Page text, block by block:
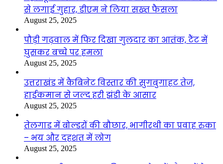
से लगाई गुहार, डीएम ने लिया सख्त फैसला
August 25, 2025
पौड़ी गढ़वाल में फिर दिखा गुलदार का आतंक, टैंट में
घुसकर बच्चे पर हमला
August 25, 2025
उत्तराखंड में कैबिनेट विस्तार की सुगबुगाहट तेज,
हाईकमान से जल्द हरी झंडी के आसार
August 25, 2025
तेलगाड में बोल्डरों की बौछार, भागीरथी का प्रवाह रुका
– भय और दहशत में लोग
August 25, 2025